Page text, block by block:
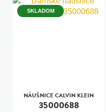
SKLADOM
NÁUŠNICE CALVIN KLEIN
35000688